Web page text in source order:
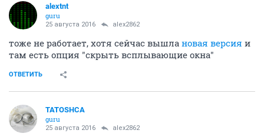
alextnt
guru
25 августа 2016 alex2862
тоже не работает, хотя сейчас вышла новая версия и
там есть опция "cкрыть всплывающие окна"
ОТВЕТИТЬ
TATOSHCA
guru
25 августа 2016 alex2862